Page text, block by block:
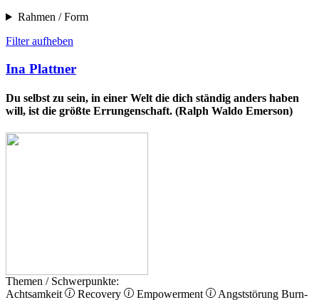
Rahmen / Form
Filter aufheben
Ina Plattner
Du selbst zu sein, in einer Welt die dich ständig anders haben
will, ist die größte Errungenschaft. (Ralph Waldo Emerson)
Themen / Schwerpunkte:
Achtsamkeit
Recovery Empowerment Angststörung Burn-